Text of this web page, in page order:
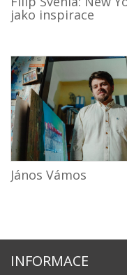
jako inspirace
János Vámos
INFORMACE